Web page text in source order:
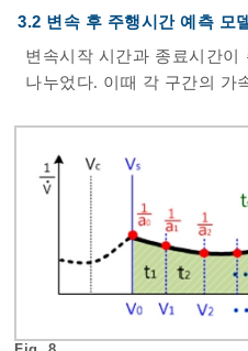
3.2 변속 후 주행시간 예측 모
변속시작 시간과 종료시간
나누었다. 이때 각 구간의 가